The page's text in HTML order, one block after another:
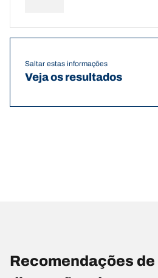
Saltar estas informações
Veja os resultados
Recomendações